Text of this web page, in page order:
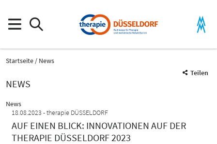
Startseite
News
Teilen
NEWS
News
18.08.2023
therapie DÜSSELDORF
AUF EINEN BLICK: INNOVATIONEN AUF DER
THERAPIE DÜSSELDORF 2023